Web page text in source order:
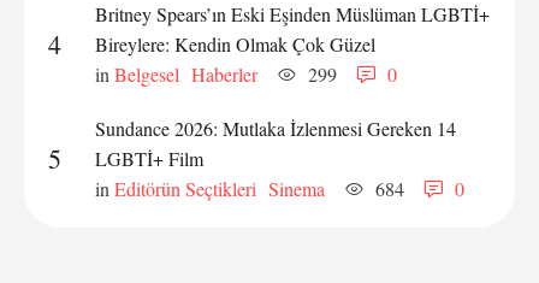
4
Britney Spears’ın Eski Eşinden Müslüman LGBTİ+
Bireylere: Kendin Olmak Çok Güzel
in Belgesel Haberler 299 0
5
Sundance 2026: Mutlaka İzlenmesi Gereken 14
LGBTİ+ Film
in Editörün Seçtikleri Sinema 684 0